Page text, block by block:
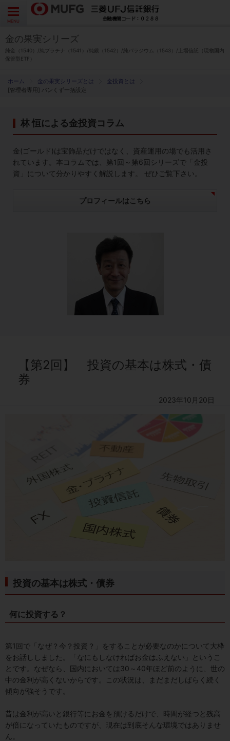
CLOSE
MENU
金の果実シリーズとは
金投資とは
[管理者専用] パンくず一括設定
林 恒による金投資コラム
金(ゴールド)は宝飾品だけではなく、資産運用の場でも活用さ
れています。本コラムでは、第1回～第6回シリーズで「金投
資」について分かりやすく解説します。 ぜひご覧下さい。
プロフィールはこちら
【第2回】 投資の基本は株式・債
券
2023年10月20日
投資の基本は株式・債券
何に投資する？
第1回で「なぜ？今？投資？」をすることが必要なのかについて大枠
をお話ししました。「なにもしなければお金はふえない」というこ
とです。なぜなら、国内においては30～40年ほど前のように、世の
中の金利が高くないからです。この状況は、まだまだしばらく続く
傾向が強そうです。
昔は金利が高いと銀行等にお金を預けるだけで、時間が経つと残高
が倍になっていたものですが、現在は到底そんな環境ではありませ
ん。
金の果実シリーズ
純金（1540）/純プラチナ（1541）/純銀（1542）/純パラジウム（1543）/上場信託（現物国内
保管型ETF）
金の果実シリーズとは
特徴とメリット
各種お手続き
ブログ
よくあるご質問 お問い合わせ